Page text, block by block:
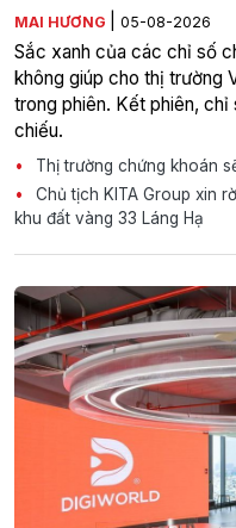
MAI HƯƠNG 05-08-2026
Sắc xanh của các chỉ số
không giúp cho thị trường
trong phiên. Kết phiên,
chiếu.
Thị trường chứng khoán
Chủ tịch KITA Group xin
khu đất vàng 33 Láng Hạ